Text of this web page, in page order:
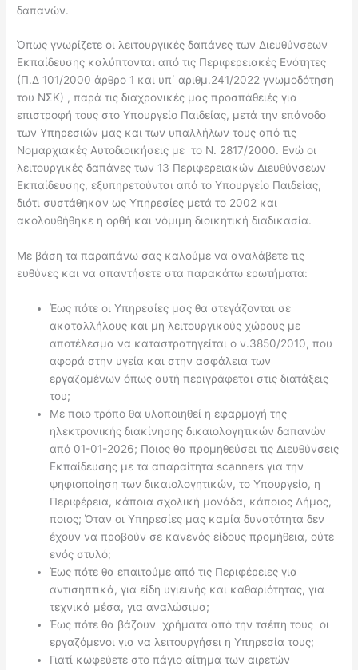
δαπανών.
Όπως γνωρίζετε οι λειτουργικές δαπάνες των Διευθύνσεων
Εκπαίδευσης καλύπτονται από τις Περιφερειακές Ενότητες
(Π.Δ 101/2000 άρθρο 1 και υπ΄ αριθμ.241/2022 γνωμοδότηση
του ΝΣΚ) , παρά τις διαχρονικές μας προσπάθειές για
επιστροφή τους στο Υπουργείο Παιδείας, μετά την επάνοδο
των Υπηρεσιών μας και των υπαλλήλων τους από τις
Νομαρχιακές Αυτοδιοικήσεις με το Ν. 2817/2000. Ενώ οι
λειτουργικές δαπάνες των 13 Περιφερειακών Διευθύνσεων
Εκπαίδευσης, εξυπηρετούνται από το Υπουργείο Παιδείας,
διότι συστάθηκαν ως Υπηρεσίες μετά το 2002 και
ακολουθήθηκε η ορθή και νόμιμη διοικητική διαδικασία.
Με βάση τα παραπάνω σας καλούμε να αναλάβετε τις
ευθύνες και να απαντήσετε στα παρακάτω ερωτήματα:
Έως πότε οι Υπηρεσίες μας θα στεγάζονται σε
ακαταλλήλους και μη λειτουργικούς χώρους με
αποτέλεσμα να καταστρατηγείται ο ν.3850/2010, που
αφορά στην υγεία και στην ασφάλεια των
εργαζομένων όπως αυτή περιγράφεται στις διατάξεις
του;
Με ποιο τρόπο θα υλοποιηθεί η εφαρμογή της
ηλεκτρονικής διακίνησης δικαιολογητικών δαπανών
από 01-01-2026; Ποιος θα προμηθεύσει τις Διευθύνσεις
Εκπαίδευσης με τα απαραίτητα scanners για την
ψηφιοποίηση των δικαιολογητικών, το Υπουργείο, η
Περιφέρεια, κάποια σχολική μονάδα, κάποιος Δήμος,
ποιος; Όταν οι Υπηρεσίες μας καμία δυνατότητα δεν
έχουν να προβούν σε κανενός είδους προμήθεια, ούτε
ενός στυλό;
Έως πότε θα επαιτούμε από τις Περιφέρειες για
αντισηπτικά, για είδη υγιεινής και καθαριότητας, για
τεχνικά μέσα, για αναλώσιμα;
Έως πότε θα βάζουν χρήματα από την τσέπη τους οι
εργαζόμενοι για να λειτουργήσει η Υπηρεσία τους;
Γιατί κωφεύετε στο πάγιο αίτημα των αιρετών